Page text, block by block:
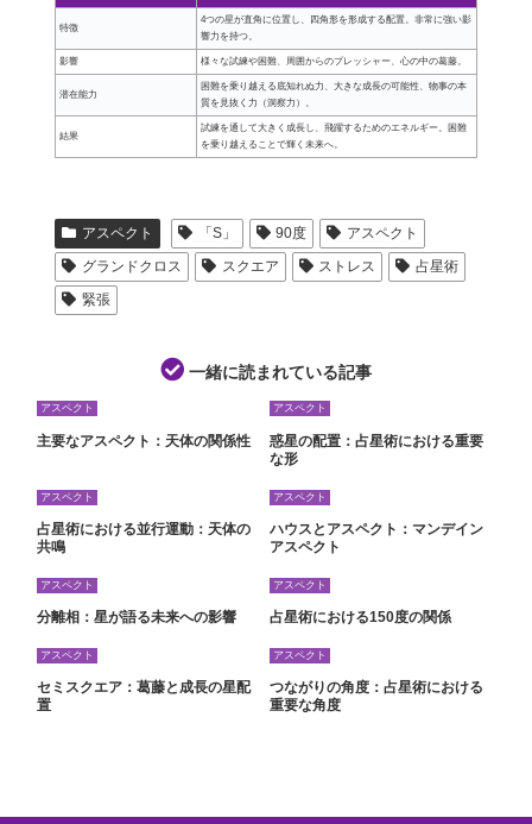
特徴
4つの星が直角に位置し、四角形を形成する配置。非常に強い影
響力を持つ。
影響 様々な試練や困難、周囲からのプレッシャー、心の中の葛藤。
潜在能力
困難を乗り越える底知れぬ力、大きな成長の可能性、物事の本
質を見抜く力（洞察力）。
結果
試練を通して大きく成長し、飛躍するためのエネルギー。困難
を乗り越えることで輝く未来へ。
アスペクト 「S」 90度
アスペクト
グランドクロス
スクエア ストレス
占星術
緊張
一緒に読まれている記事
アスペクト
主要なアスペクト：天体の関係性
アスペクト
惑星の配置：占星術における重要
な形
アスペクト
占星術における並行運動：天体の
共鳴
アスペクト
ハウスとアスペクト：マンデイン
アスペクト
アスペクト
分離相：星が語る未来への影響
アスペクト
占星術における150度の関係
アスペクト
セミスクエア：葛藤と成長の星配
置
アスペクト
つながりの角度：占星術における
重要な角度